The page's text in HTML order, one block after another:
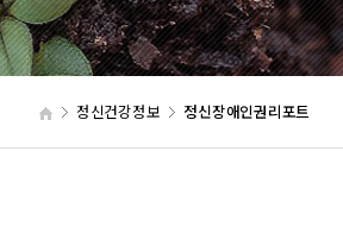
정신건강정보 정신장애인권리포트